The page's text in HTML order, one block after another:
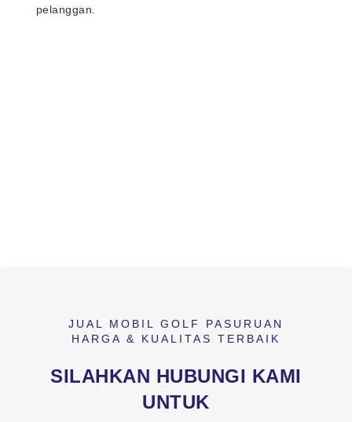
pelanggan.
JUAL MOBIL GOLF PASURUAN
HARGA & KUALITAS TERBAIK
SILAHKAN HUBUNGI KAMI
UNTUK